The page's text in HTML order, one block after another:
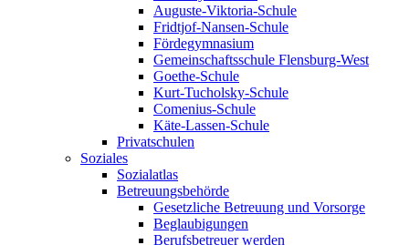
Auguste-Viktoria-Schule
Fridtjof-Nansen-Schule
Fördegymnasium
Gemeinschaftsschule Flensburg-West
Goethe-Schule
Kurt-Tucholsky-Schule
Comenius-Schule
Käte-Lassen-Schule
Privatschulen
Soziales
Sozialatlas
Betreuungsbehörde
Gesetzliche Betreuung und Vorsorge
Beglaubigungen
Berufsbetreuer werden